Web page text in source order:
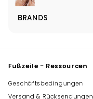
maximieren
BRANDS
Menü
Fußzeile - Ressourcen
Geschäftsbedingungen
Versand & Rücksendungen